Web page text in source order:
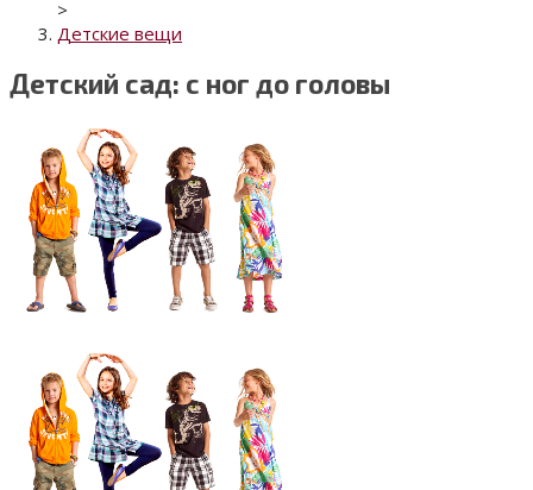
>
Детские вещи
Детский сад: с ног до головы